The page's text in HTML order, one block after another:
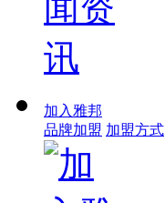
加入雅邦
品牌加盟 加盟方式